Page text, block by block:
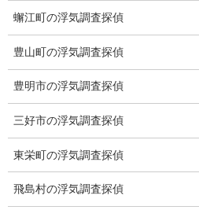
委任契約
低料金の理由
スキルの高さ＝高額料金？
適正料金
稼働制って何？
探偵
蠏江町の浮気調査探偵
豊山町の浮気調査探偵
豊明市の浮気調査探偵
三好市の浮気調査探偵
東栄町の浮気調査探偵
飛島村の浮気調査探偵